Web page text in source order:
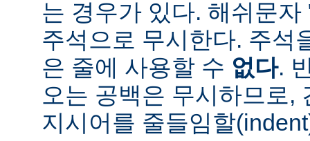
는 경우가 있다. 해쉬문
주석으로 무시한다. 주석
은 줄에 사용할 수 없다.
오는 공백은 무시하므로,
지시어를 줄들임할